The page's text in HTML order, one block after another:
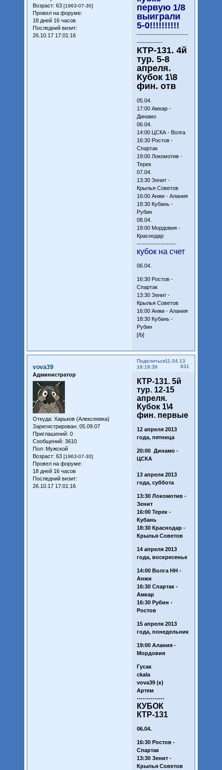
Возраст: 63 [1963-07-30]
Провел на форуме:
18 дней 16 часов
Последний визит:
26.10.17 17:01:16
первую 1/8
выиграли
5-0!!!!!!!!!!
--------------------------
-------------
КТР-131. 4й
тур. 5-8
апреля.
Кубок 1\8
фин. отв
05.04.
17:00 Амкар -
Динамо
06.04.
14:00 ЦСКА - Волга
16:30 Ростов -
Спартак
19:00 Локомотив -
Терек
07.04.
13:30 Зенит -
Крылья Советов
16:00 Анжи - Алания
18:30 Кубань -
Рубин
08.04.
19:00 Мордовия -
Краснодар
--------------------
кубок на счет
06.04.
16:30 Ростов -
Спартак
13:30 Зенит -
Крылья Советов
16:00 Анжи - Алания
18:30 Кубань -
Рубин
[/b]
Поделиться
831
11.04.13
18:18:39
vova39
Администратор
Откуда: Харьков (Алексеевка)
Зарегистрирован: 05.09.07
Приглашений: 0
Сообщений: 3610
Пол: Мужской
Возраст: 63 [1963-07-30]
Провел на форуме:
18 дней 16 часов
Последний визит:
26.10.17 17:01:16
КТР-131. 5й
тур. 12-15
апреля.
Кубок 1\4
фин. первые
12 апреля 2013
года, пятница
20:00 Динамо -
ЦСКА
13 апреля 2013
года, суббота
13:30 Локомотив -
Зенит
16:00 Терек -
Кубань
18:30 Краснодар -
Крылья Советов
14 апреля 2013
года, воскресенье
14:00 Волга НН -
Анжи
16:30 Спартак -
Амкар
16:30 Рубин -
Ростов
15 апреля 2013
года, понедельник
19:00 Алания -
Мордовия
Гусак
ckala
vova39 (к)
Артем
--------------
КУБОК
КТР-131
06.04.
16:30 Ростов -
Спартак
13:30 Зенит -
Крылья Советов